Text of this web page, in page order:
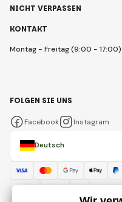
KONTAKT
Montag - Freitag (9:00 - 17:00)
NICHT VERPASSEN
Deutsch
FOLGEN SIE UNS
Facebook Instagram